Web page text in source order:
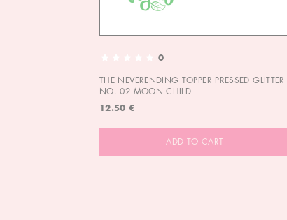
0
THE NEVERENDING TOPPER PRESSED GLITTER
NO. 02 MOON CHILD
12.50 €
ADD TO CART